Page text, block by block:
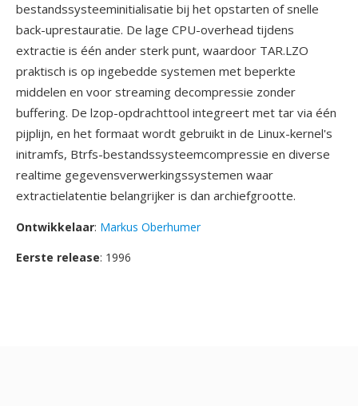
bestandssysteeminitialisatie bij het opstarten of snelle
back-uprestauratie. De lage CPU-overhead tijdens
extractie is één ander sterk punt, waardoor TAR.LZO
praktisch is op ingebedde systemen met beperkte
middelen en voor streaming decompressie zonder
buffering. De lzop-opdrachttool integreert met tar via één
pijplijn, en het formaat wordt gebruikt in de Linux-kernel's
initramfs, Btrfs-bestandssysteemcompressie en diverse
realtime gegevensverwerkingssystemen waar
extractielatentie belangrijker is dan archiefgrootte.
Ontwikkelaar: Markus Oberhumer
Eerste release: 1996